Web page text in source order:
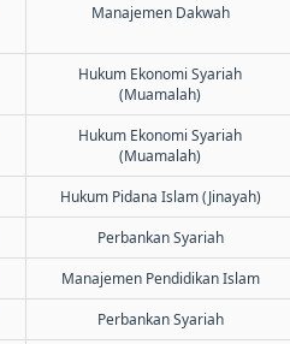
Manajemen Dakwah
Hukum Ekonomi Syariah
(Muamalah)
Hukum Ekonomi Syariah
(Muamalah)
Hukum Pidana Islam (Jinayah)
Perbankan Syariah
Manajemen Pendidikan Islam
Perbankan Syariah